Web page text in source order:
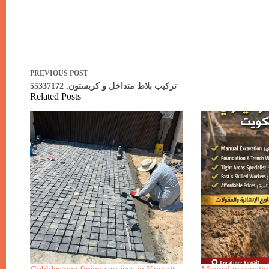
PREVIOUS POST
تركيب بلاط متداخل و كربستون. 55337172
Related Posts